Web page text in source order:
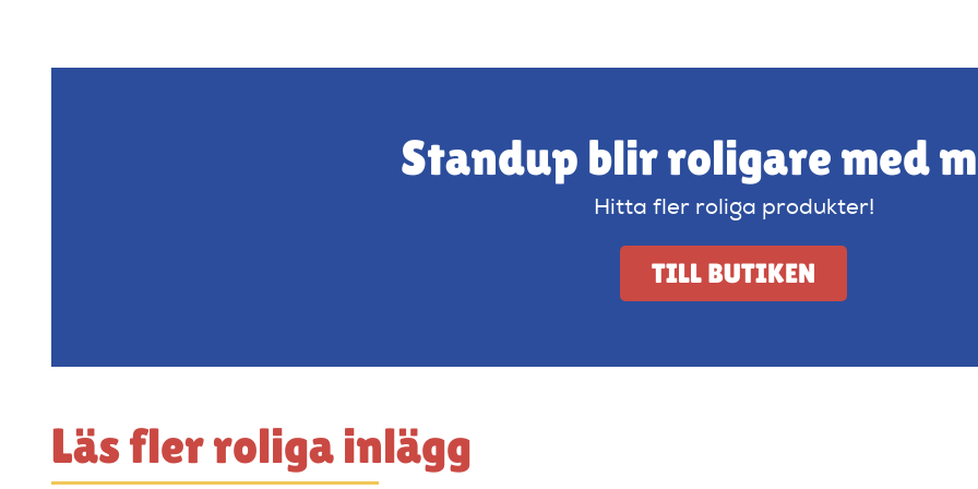
Standup blir roligare med
Hitta fler roliga produkter!
TILL BUTIKEN
Läs fler roliga inlägg